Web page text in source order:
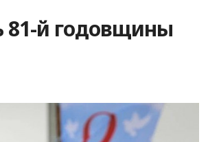
81-й годовщины